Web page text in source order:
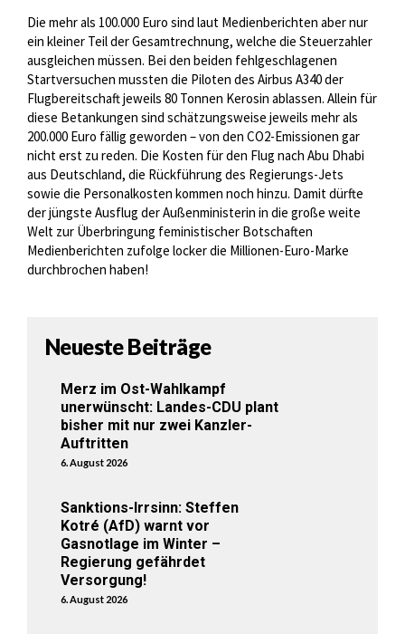
Die mehr als 100.000 Euro sind laut Medienberichten aber nur
ein kleiner Teil der Gesamtrechnung, welche die Steuerzahler
ausgleichen müssen. Bei den beiden fehlgeschlagenen
Startversuchen mussten die Piloten des Airbus A340 der
Flugbereitschaft jeweils 80 Tonnen Kerosin ablassen. Allein für
diese Betankungen sind schätzungsweise jeweils mehr als
200.000 Euro fällig geworden – von den CO2-Emissionen gar
nicht erst zu reden. Die Kosten für den Flug nach Abu Dhabi
aus Deutschland, die Rückführung des Regierungs-Jets
sowie die Personalkosten kommen noch hinzu. Damit dürfte
der jüngste Ausflug der Außenministerin in die große weite
Welt zur Überbringung feministischer Botschaften
Medienberichten zufolge locker die Millionen-Euro-Marke
durchbrochen haben!
Neueste Beiträge
Merz im Ost-Wahlkampf
unerwünscht: Landes-CDU plant
bisher mit nur zwei Kanzler-
Auftritten
6. August 2026
Sanktions-Irrsinn: Steffen
Kotré (AfD) warnt vor
Gasnotlage im Winter –
Regierung gefährdet
Versorgung!
6. August 2026